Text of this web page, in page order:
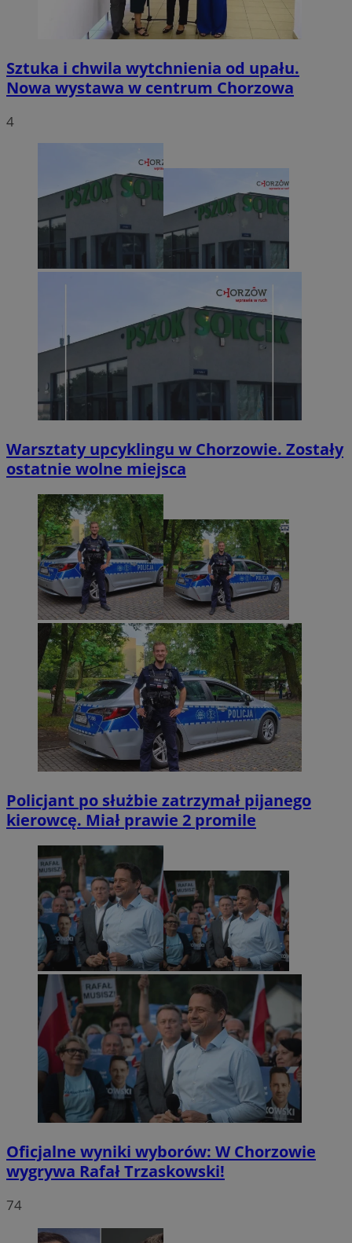
Sztuka i chwila wytchnienia od upału.
Nowa wystawa w centrum Chorzowa
4
Warsztaty upcyklingu w Chorzowie. Zostały
ostatnie wolne miejsca
Policjant po służbie zatrzymał pijanego
kierowcę. Miał prawie 2 promile
Oficjalne wyniki wyborów: W Chorzowie
wygrywa Rafał Trzaskowski!
74